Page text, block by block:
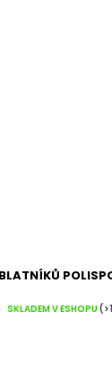
SKLADEM V ESHOPU